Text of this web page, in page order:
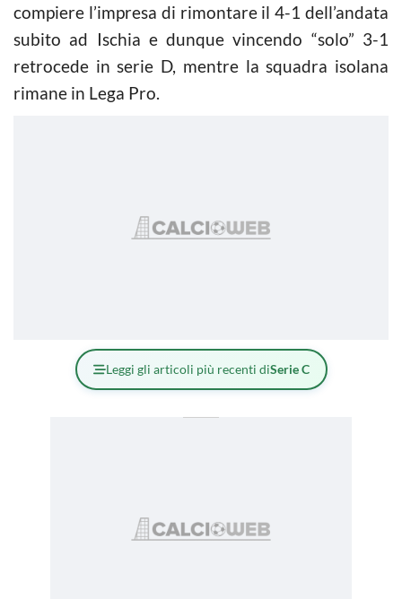
compiere l’impresa di rimontare il 4-1 dell’andata
subito ad Ischia e dunque vincendo “solo” 3-1
retrocede in serie D, mentre la squadra isolana
rimane in Lega Pro.
Leggi gli articoli più recenti diSerie C